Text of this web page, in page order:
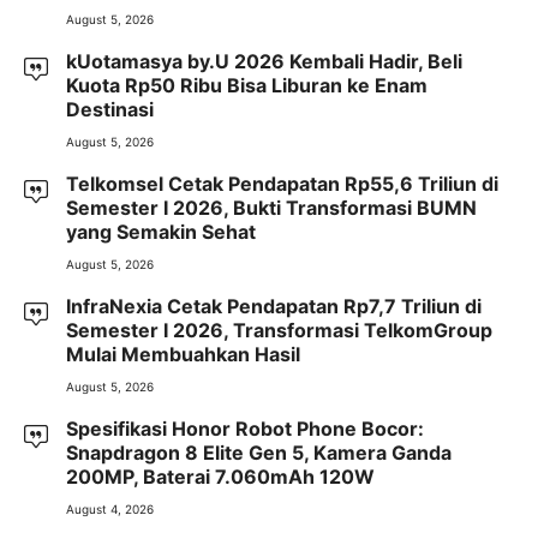
August 5, 2026
kUotamasya by.U 2026 Kembali Hadir, Beli
Kuota Rp50 Ribu Bisa Liburan ke Enam
Destinasi
August 5, 2026
Telkomsel Cetak Pendapatan Rp55,6 Triliun di
Semester I 2026, Bukti Transformasi BUMN
yang Semakin Sehat
August 5, 2026
InfraNexia Cetak Pendapatan Rp7,7 Triliun di
Semester I 2026, Transformasi TelkomGroup
Mulai Membuahkan Hasil
August 5, 2026
Spesifikasi Honor Robot Phone Bocor:
Snapdragon 8 Elite Gen 5, Kamera Ganda
200MP, Baterai 7.060mAh 120W
August 4, 2026